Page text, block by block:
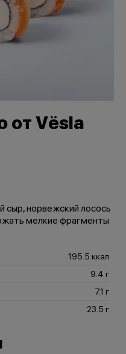
от Vёsla
сыр, норвежский лосось
мелкие фрагменты
195.5 ккал
9.4 г
7.1 г
23.5 г